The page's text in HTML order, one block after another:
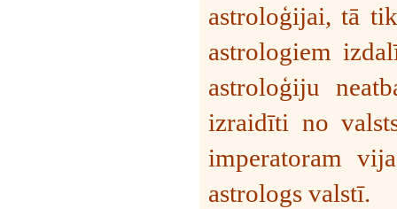
astroloģijai, tā
astrologiem
astroloģiju
izraidīti no
imperatoram
astrologs valstī.